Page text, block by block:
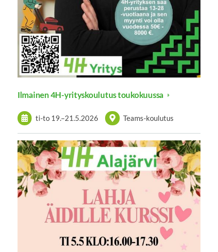
Ilmainen 4H-yrityskoulutus toukokuussa
ti-to 19.–21.5.2026 Teams-koulutus